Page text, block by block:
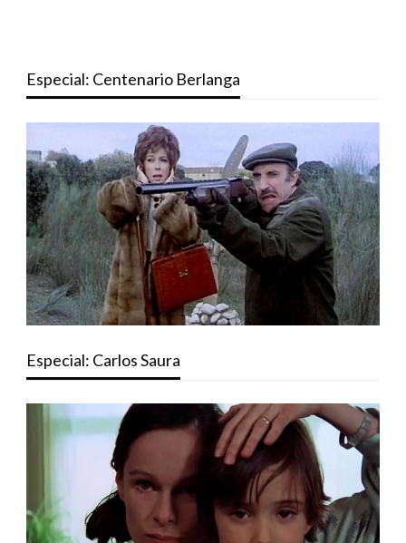
Especial: Centenario Berlanga
Especial: Carlos Saura